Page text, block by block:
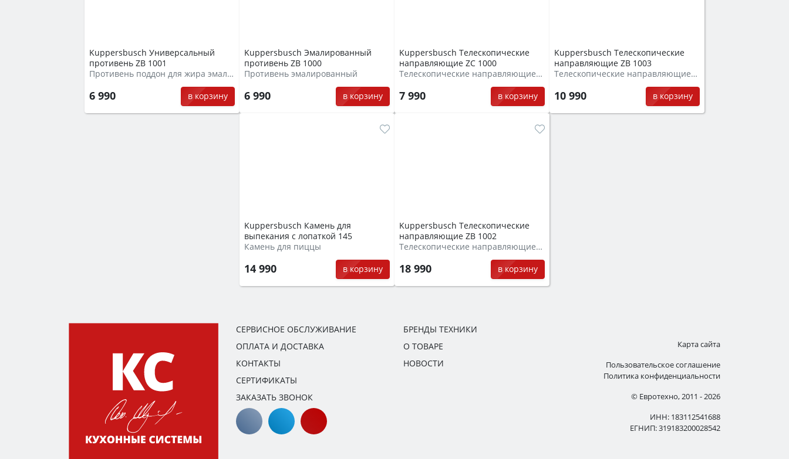
Kuppersbusch Универсальный
противень ZB 1001
Противень поддон для жира эмалированный
6 990 в корзину
Kuppersbusch Эмалированный
противень ZB 1000
Противень эмалированный
6 990 в корзину
Kuppersbusch Телескопические
направляющие ZC 1000
Телескопические направляющие частично выдвижные
7 990 в корзину
Kuppersbusch Телескопические
направляющие ZB 1003
Телескопические направляющие частично выдвижные
10 990 в корзину
Kuppersbusch Камень для
выпекания с лопаткой 145
Камень для пиццы
14 990 в корзину
Kuppersbusch Телескопические
направляющие ZB 1002
Телескопические направляющие полностью выдвижные
18 990 в корзину
СЕРВИСНОЕ ОБСЛУЖИВАНИЕ
ОПЛАТА И ДОСТАВКА
КОНТАКТЫ
СЕРТИФИКАТЫ
ЗАКАЗАТЬ ЗВОНОК
БРЕНДЫ ТЕХНИКИ
О ТОВАРЕ
НОВОСТИ
Карта сайта
Пользовательское соглашение
Политика конфиденциальности
© Евротехно, 2011 - 2026
ИНН: 183112541688
ЕГНИП: 319183200028542